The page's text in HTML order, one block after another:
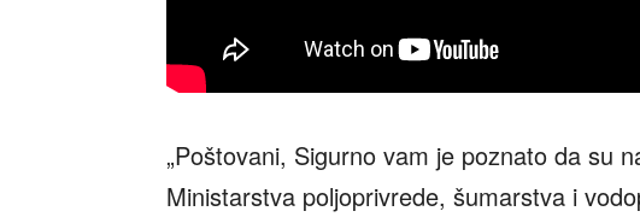
„Poštovani, Sigurno vam je poznato da su
Ministarstva poljoprivrede, šumarstva i